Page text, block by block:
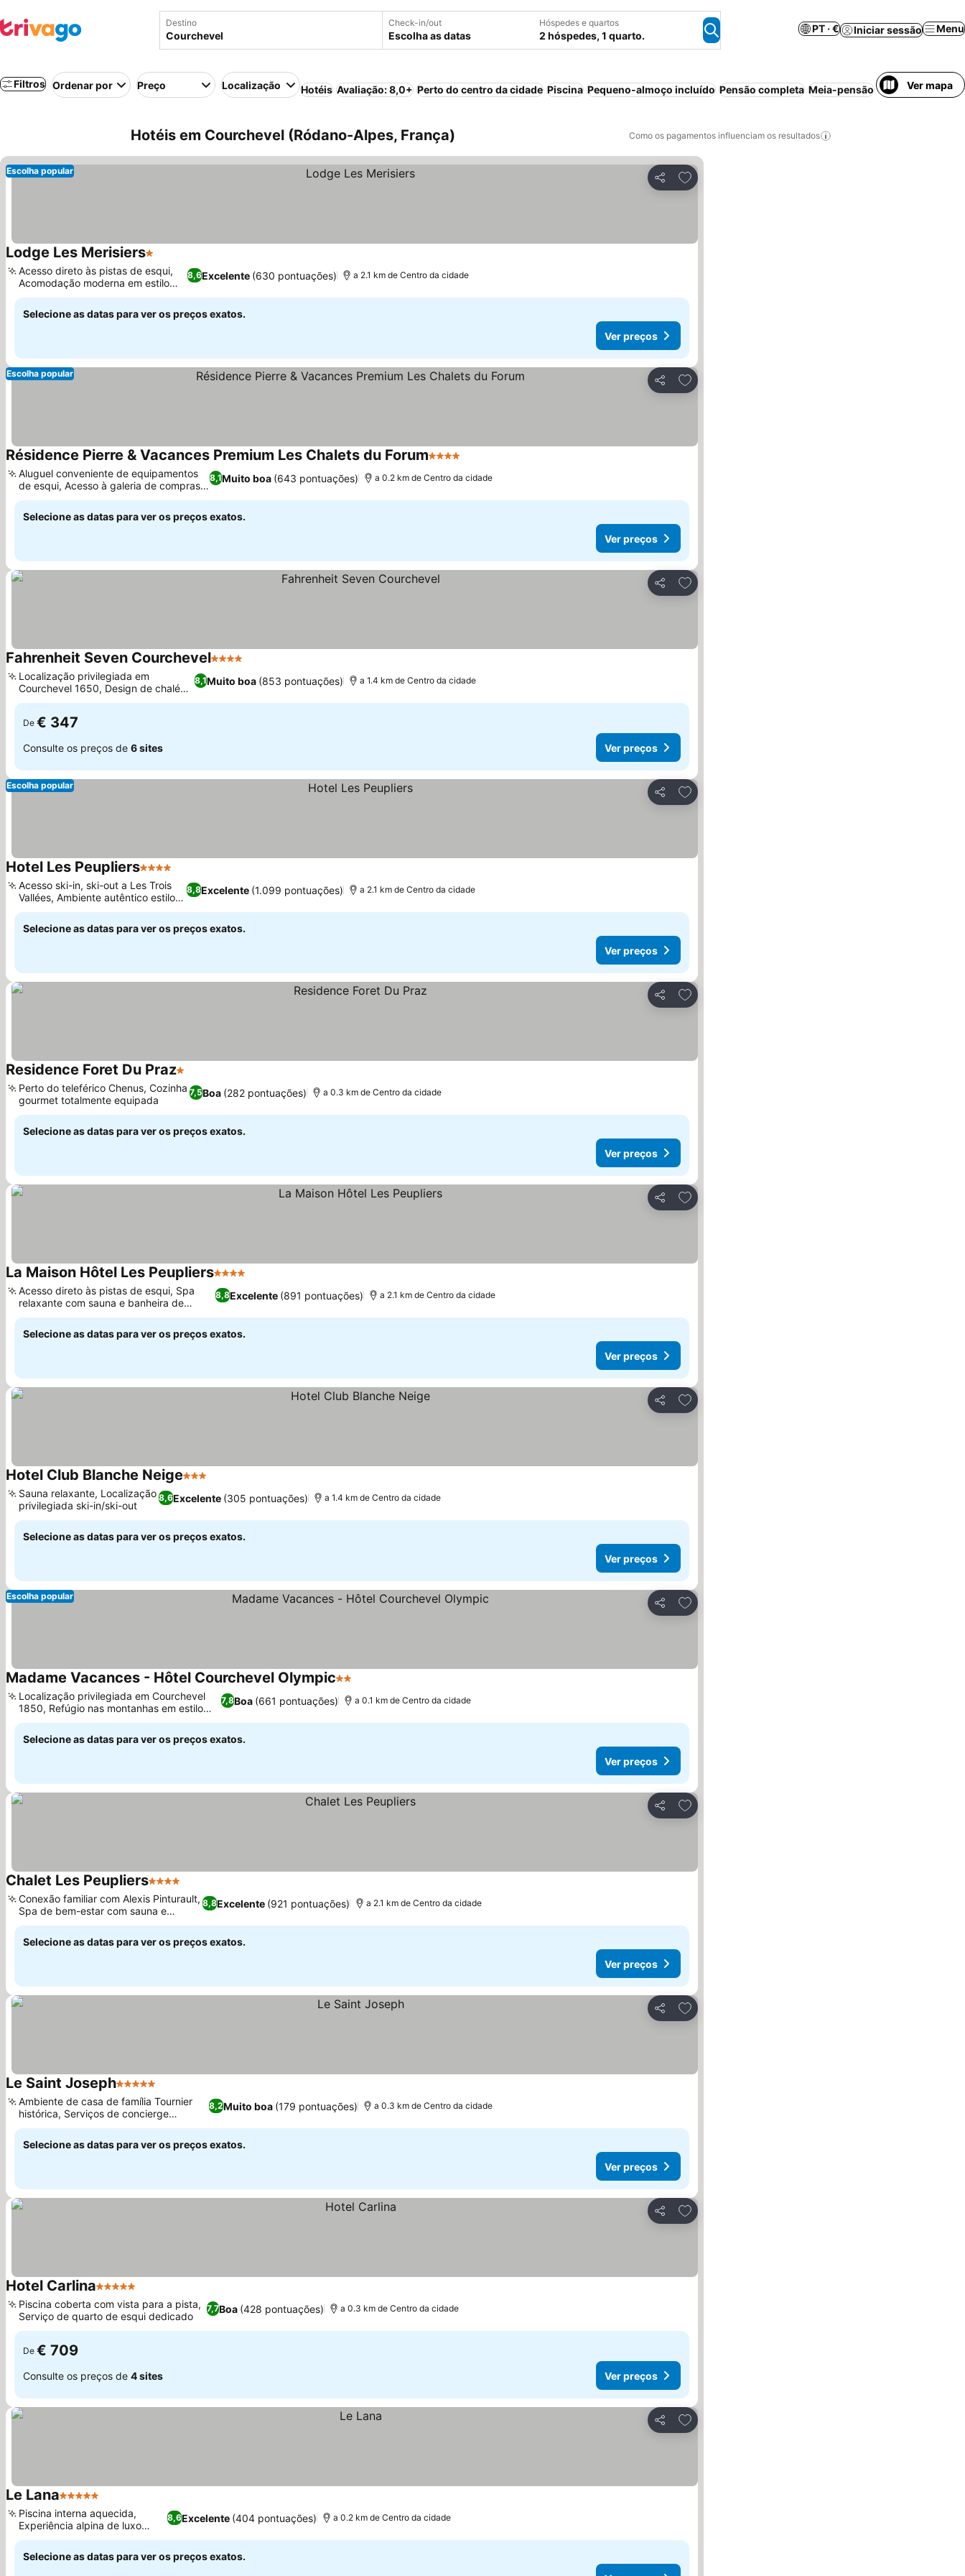
Destino Check-in/out
Escolha as datas
Hóspedes e quartos
2 hóspedes, 1 quarto.
PT · € Iniciar sessão Menu
Filtros Ordenar por Preço Localização Hotéis Avaliação: 8,0+ Perto do centro da cidade Piscina Pequeno-almoço incluído Pensão completa Meia-pensão AparthotelVer mapa
Hotéis em Courchevel (Ródano-Alpes, França) Como os pagamentos influenciam os resultados
Partilhar
Adicionar aos favoritos
Escolha popular
Lodge Les Merisiers1 Estrelas
8,6Excelente (630 pontuações)
Acesso direto às pistas de esqui,
Acomodação moderna em estilo
chalé
a 2.1 km de Centro da cidade
Selecione as datas para ver os preços exatos.
Ver preços
Partilhar
Adicionar aos favoritos
Escolha popular
Résidence Pierre & Vacances Premium Les Chalets du Forum4 Estrelas
8,1Muito boa (643 pontuações)
Aluguel conveniente de equipamentos
de esqui, Acesso à galeria de compras
no local
a 0.2 km de Centro da cidade
Selecione as datas para ver os preços exatos.
Ver preços
Partilhar
Adicionar aos favoritos
Fahrenheit Seven Courchevel4 Estrelas
8,1Muito boa (853 pontuações)
Localização privilegiada em
Courchevel 1650, Design de chalé
neo-vintage
a 1.4 km de Centro da cidade
De € 347
Consulte os preços de 6 sites Ver preços
Partilhar
Adicionar aos favoritos
Escolha popular
Hotel Les Peupliers4 Estrelas
8,8Excelente (1.099 pontuações)
Acesso ski-in, ski-out a Les Trois
Vallées, Ambiente autêntico estilo
chalé
a 2.1 km de Centro da cidade
Selecione as datas para ver os preços exatos.
Ver preços
Partilhar
Adicionar aos favoritos
Residence Foret Du Praz1 Estrelas
7,5Boa (282 pontuações)
Perto do teleférico Chenus, Cozinha
gourmet totalmente equipada
a 0.3 km de Centro da cidade
Selecione as datas para ver os preços exatos.
Ver preços
Partilhar
Adicionar aos favoritos
La Maison Hôtel Les Peupliers4 Estrelas
8,8Excelente (891 pontuações)
Acesso direto às pistas de esqui, Spa
relaxante com sauna e banheira de
hidromassagem
a 2.1 km de Centro da cidade
Selecione as datas para ver os preços exatos.
Ver preços
Partilhar
Adicionar aos favoritos
Hotel Club Blanche Neige3 Estrelas
8,6Excelente (305 pontuações)
Sauna relaxante, Localização
privilegiada ski-in/ski-out
a 1.4 km de Centro da cidade
Selecione as datas para ver os preços exatos.
Ver preços
Partilhar
Adicionar aos favoritos
Escolha popular
Madame Vacances - Hôtel Courchevel Olympic2 Estrelas
7,8Boa (661 pontuações)
Localização privilegiada em Courchevel
1850, Refúgio nas montanhas em estilo
chalé
a 0.1 km de Centro da cidade
Selecione as datas para ver os preços exatos.
Ver preços
Partilhar
Adicionar aos favoritos
Chalet Les Peupliers4 Estrelas
8,8Excelente (921 pontuações)
Conexão familiar com Alexis Pinturault,
Spa de bem-estar com sauna e
hammam
a 2.1 km de Centro da cidade
Selecione as datas para ver os preços exatos.
Ver preços
Partilhar
Adicionar aos favoritos
Le Saint Joseph5 Estrelas
8,2Muito boa (179 pontuações)
Ambiente de casa de família Tournier
histórica, Serviços de concierge
personalizados
a 0.3 km de Centro da cidade
Selecione as datas para ver os preços exatos.
Ver preços
Partilhar
Adicionar aos favoritos
Hotel Carlina5 Estrelas
7,7Boa (428 pontuações)
Piscina coberta com vista para a pista,
Serviço de quarto de esqui dedicado
a 0.3 km de Centro da cidade
De € 709
Consulte os preços de 4 sites Ver preços
Partilhar
Adicionar aos favoritos
Le Lana5 Estrelas
8,6Excelente (404 pontuações)
Piscina interna aquecida,
Experiência alpina de luxo
familiar
a 0.2 km de Centro da cidade
Selecione as datas para ver os preços exatos.